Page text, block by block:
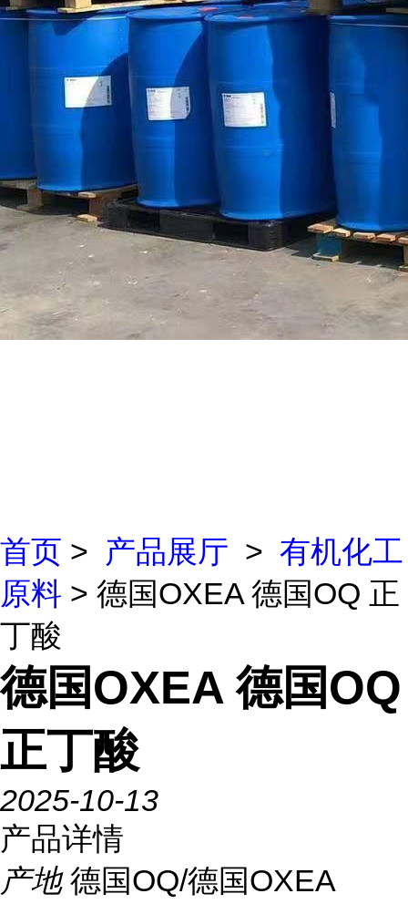
首页 > 产品展厅 > 有机化工
原料 > 德国OXEA 德国OQ 正
丁酸
德国OXEA 德国OQ
正丁酸
2025-10-13
产品详情
产地 德国OQ/德国OXEA